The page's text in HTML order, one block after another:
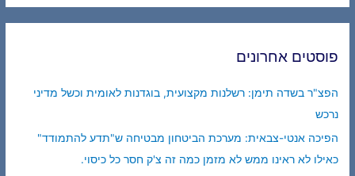
פוסטים אחרונים
הפצ"ר בשדה תימן: רשלנות מקצועית, בוגדנות לאומית וכשל מדיני
נרכש
הפיכה אנטי-צבאית: מערכת הביטחון מבטיחה ש"תדע להתמודד"
כאילו לא ראינו ממש לא מזמן כמה זה צ'ק חסר כל כיסוי.